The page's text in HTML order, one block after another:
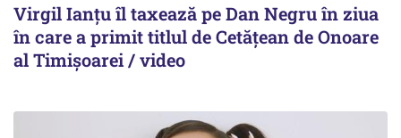
Virgil Ianțu îl taxează pe Dan Negru în ziua
în care a primit titlul de Cetățean de Onoare
al Timișoarei / video